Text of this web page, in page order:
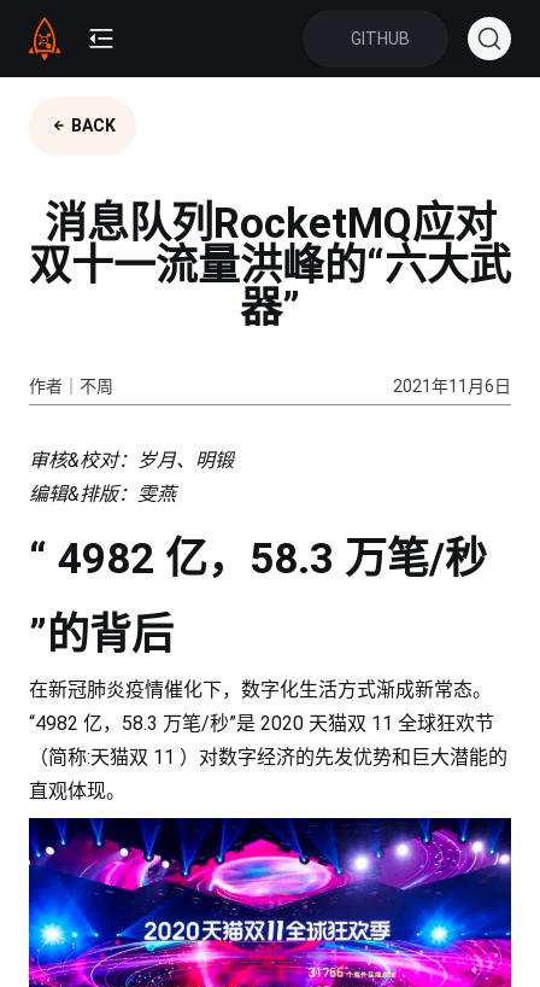
GITHUB
BACK
消息队列RocketMQ应对
双十一流量洪峰的“六大武
器”
作者｜不周 2021年11月6日
审核&校对：岁月、明锻
编辑&排版：雯燕
“ 4982 亿，58.3 万笔/秒
”的背后
在新冠肺炎疫情催化下，数字化生活方式渐成新常态。
“4982 亿，58.3 万笔/秒”是 2020 天猫双 11 全球狂欢节
（简称:天猫双 11 ）对数字经济的先发优势和巨大潜能的
直观体现。